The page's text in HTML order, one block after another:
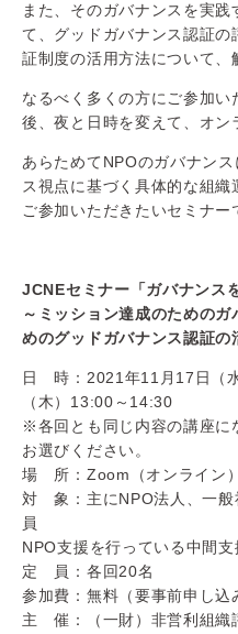
また、そのガバナンスを実
て、グッドガバナンス認証
証制度の活用方法について、
なるべく多くの方にご参加
後、夜と日時を変えて、オン
あらためてNPOのガバナン
ス視点に基づく具体的な組
ご参加いただきたいセミナー
JCNEセミナー「ガバナンス
～ミッション達成のための
めのグッドガバナンス認証の
日 時：2021年11月17日（
（木）13:00～14:30
※各回とも同じ内容の講座に
お選びください。
場 所：Zoom（オンライン）
対 象：主にNPO法人、一般
員
NPO支援を行っている中間
定 員：各回20名
参加費：無料（要事前申し込
主 催：（一財）非営利組織